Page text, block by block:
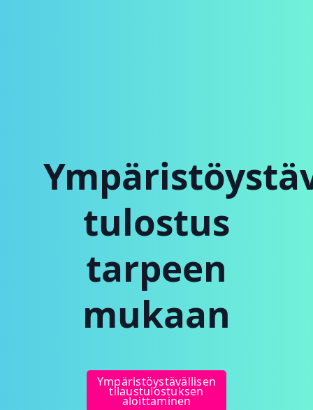
tulostus
tarpeen
mukaan
Ympäristöystävällisen
tilaustulostuksen
aloittaminen